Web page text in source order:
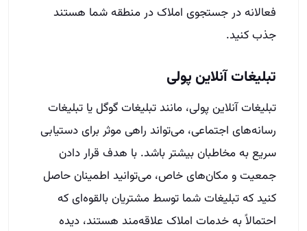
فعالانه در جستجوی املاک در منطقه شما هستند
جذب کنید.
تبلیغات آنلاین پولی
تبلیغات آنلاین پولی، مانند تبلیغات گوگل یا تبلیغات
رسانه‌های اجتماعی، می‌تواند راهی موثر برای دستیابی
سریع به مخاطبان بیشتر باشد. با هدف قرار دادن
جمعیت و مکان‌های خاص، می‌توانید اطمینان حاصل
کنید که تبلیغات شما توسط مشتریان بالقوه‌ای که
احتمالاً به خدمات املاک علاقه‌مند هستند، دیده